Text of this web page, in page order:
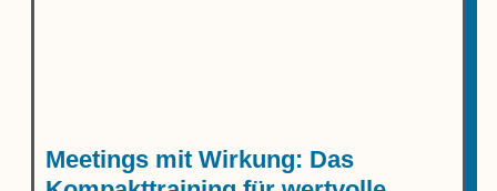
Meetings mit Wirkung: Das